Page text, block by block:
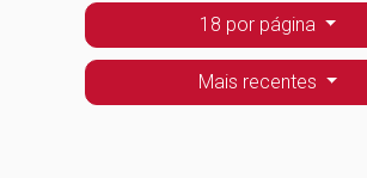
18 por página
Mais recentes